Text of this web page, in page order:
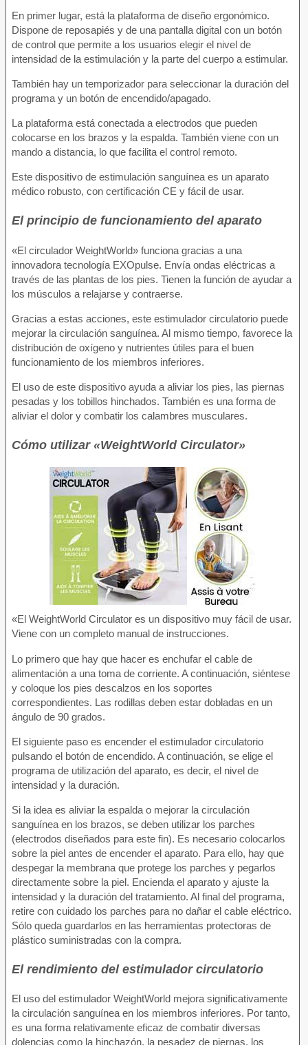
En primer lugar, está la plataforma de diseño ergonómico.
Dispone de reposapiés y de una pantalla digital con un botón
de control que permite a los usuarios elegir el nivel de
intensidad de la estimulación y la parte del cuerpo a estimular.
También hay un temporizador para seleccionar la duración del
programa y un botón de encendido/apagado.
La plataforma está conectada a electrodos que pueden
colocarse en los brazos y la espalda. También viene con un
mando a distancia, lo que facilita el control remoto.
Este dispositivo de estimulación sanguínea es un aparato
médico robusto, con certificación CE y fácil de usar.
El principio de funcionamiento del aparato
«El circulador WeightWorld» funciona gracias a una
innovadora tecnología EXOpulse. Envía ondas eléctricas a
través de las plantas de los pies. Tienen la función de ayudar a
los músculos a relajarse y contraerse.
Gracias a estas acciones, este estimulador circulatorio puede
mejorar la circulación sanguínea. Al mismo tiempo, favorece la
distribución de oxígeno y nutrientes útiles para el buen
funcionamiento de los miembros inferiores.
El uso de este dispositivo ayuda a aliviar los pies, las piernas
pesadas y los tobillos hinchados. También es una forma de
aliviar el dolor y combatir los calambres musculares.
Cómo utilizar «WeightWorld Circulator»
«El WeightWorld Circulator es un dispositivo muy fácil de usar.
Viene con un completo manual de instrucciones.
Lo primero que hay que hacer es enchufar el cable de
alimentación a una toma de corriente. A continuación, siéntese
y coloque los pies descalzos en los soportes
correspondientes. Las rodillas deben estar dobladas en un
ángulo de 90 grados.
El siguiente paso es encender el estimulador circulatorio
pulsando el botón de encendido. A continuación, se elige el
programa de utilización del aparato, es decir, el nivel de
intensidad y la duración.
Si la idea es aliviar la espalda o mejorar la circulación
sanguínea en los brazos, se deben utilizar los parches
(electrodos diseñados para este fin). Es necesario colocarlos
sobre la piel antes de encender el aparato. Para ello, hay que
despegar la membrana que protege los parches y pegarlos
directamente sobre la piel. Encienda el aparato y ajuste la
intensidad y la duración del tratamiento. Al final del programa,
retire con cuidado los parches para no dañar el cable eléctrico.
Sólo queda guardarlos en las herramientas protectoras de
plástico suministradas con la compra.
El rendimiento del estimulador circulatorio
El uso del estimulador WeightWorld mejora significativamente
la circulación sanguínea en los miembros inferiores. Por tanto,
es una forma relativamente eficaz de combatir diversas
dolencias como la hinchazón, la pesadez de piernas, los